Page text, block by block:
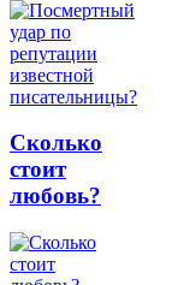
Сколько
стоит
любовь?